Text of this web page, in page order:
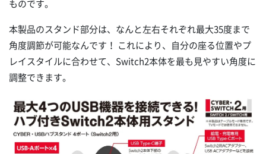
ものです。
本製品のスタンド部分は、なんと左右それぞれ最大35度まで
角度調節が可能なんです！ これにより、自分の座る位置やプ
レイスタイルに合わせて、Switch2本体を最も見やすい角度に
調整できます。